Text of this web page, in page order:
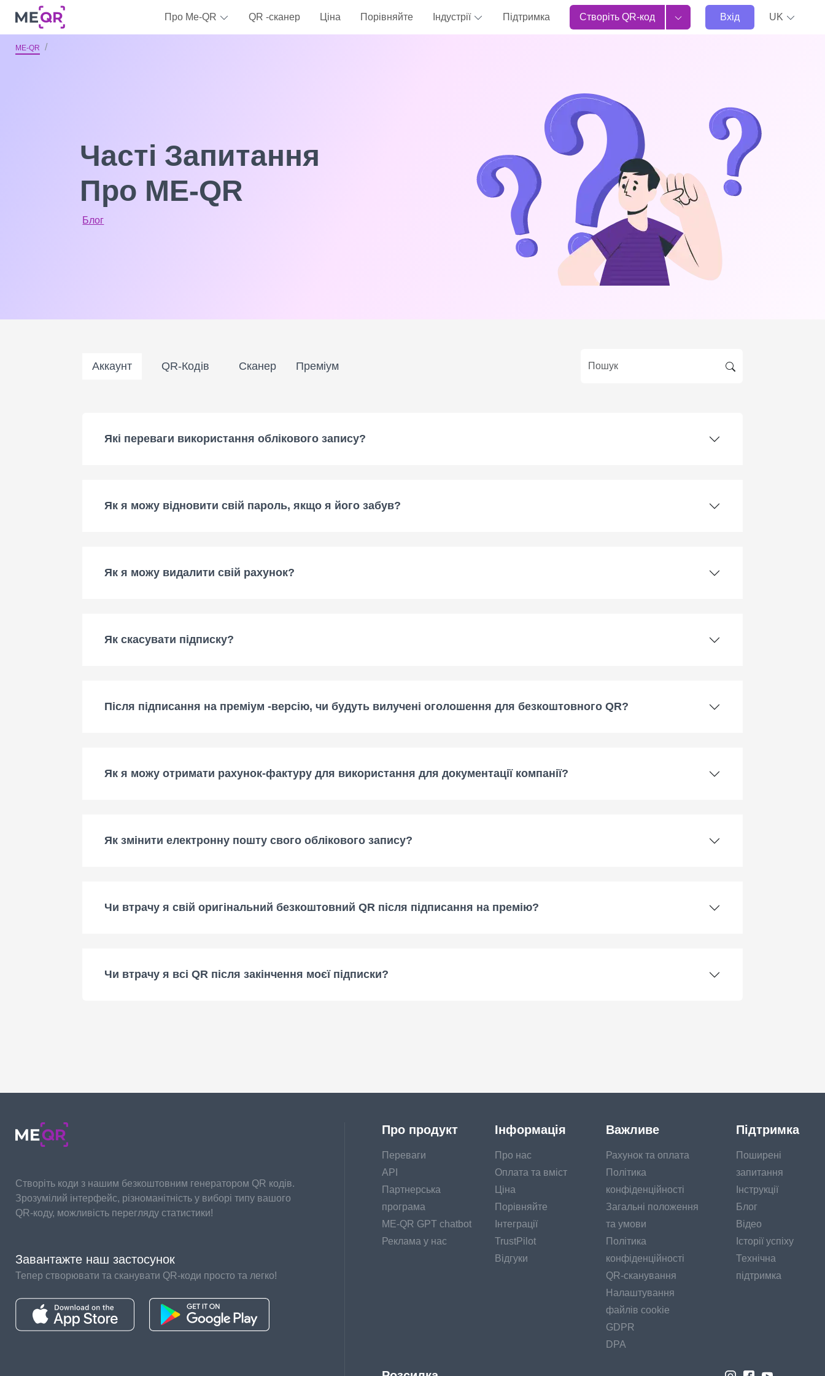
Про Me-QR QR -сканер Ціна Порівняйте Індустрії Підтримка Створіть QR-код Вхід UK
ME-QR
Часті Запитання
Про ME-QR
Блог
Аккаунт QR-Кодів Сканер Преміум
Які переваги використання облікового запису?
Як я можу відновити свій пароль, якщо я його забув?
Як я можу видалити свій рахунок?
Як скасувати підписку?
Після підписання на преміум -версію, чи будуть вилучені оголошення для безкоштовного QR?
Як я можу отримати рахунок-фактуру для використання для документації компанії?
Як змінити електронну пошту свого облікового запису?
Чи втрачу я свій оригінальний безкоштовний QR після підписання на премію?
Чи втрачу я всі QR після закінчення моєї підписки?
Створіть коди з нашим безкоштовним генератором QR кодів.
Зрозумілий інтерфейс, різноманітність у виборі типу вашого
QR-коду, можливість перегляду статистики!
Завантажте наш застосунок
Тепер створювати та сканувати QR-коди просто та легко!
Про продукт
Переваги
API
Партнерська
програма
ME-QR GPT chatbot
Реклама у нас
Інформація
Про нас
Оплата та вміст
Ціна
Порівняйте
Інтеграції
TrustPilot
Відгуки
Важливе
Рахунок та оплата
Політика
конфіденційності
Загальні положення
та умови
Політика
конфіденційності
QR-сканування
Налаштування
файлів cookie
GDPR
DPA
Підтримка
Поширені
запитання
Інструкції
Блог
Відео
Історії успіху
Технічна
підтримка